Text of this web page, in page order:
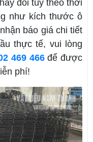
đổi tùy theo thời
như kích thước ô
báo giá chi tiết
thực tế, vui lòng
469 466để được
phí!